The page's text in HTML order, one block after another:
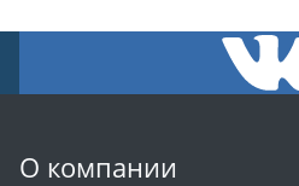
О компании